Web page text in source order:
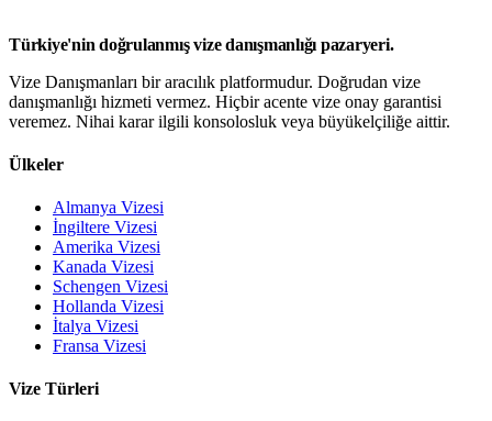
Türkiye'nin doğrulanmış vize danışmanlığı pazaryeri.
Vize Danışmanları bir aracılık platformudur. Doğrudan vize
danışmanlığı hizmeti vermez. Hiçbir acente vize onay garantisi
veremez. Nihai karar ilgili konsolosluk veya büyükelçiliğe aittir.
Ülkeler
Almanya Vizesi
İngiltere Vizesi
Amerika Vizesi
Kanada Vizesi
Schengen Vizesi
Hollanda Vizesi
İtalya Vizesi
Fransa Vizesi
Vize Türleri